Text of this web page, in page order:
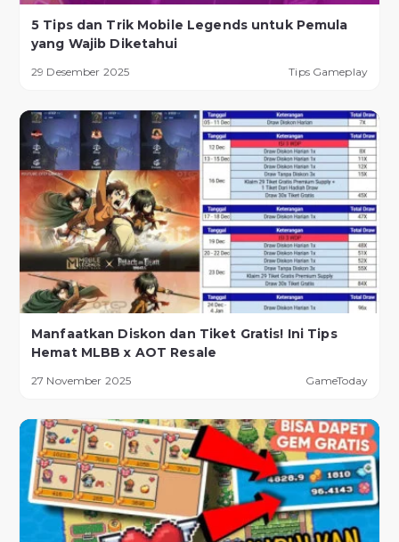
5 Tips dan Trik Mobile Legends untuk Pemula
yang Wajib Diketahui
29 Desember 2025 Tips Gameplay
Manfaatkan Diskon dan Tiket Gratis! Ini Tips
Hemat MLBB x AOT Resale
27 November 2025 GameToday